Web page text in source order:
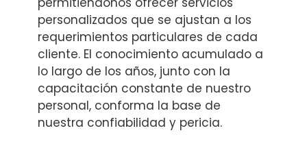
personalizados que se ajustan a los
requerimientos particulares de cada
cliente. El conocimiento acumulado a
lo largo de los años, junto con la
capacitación constante de nuestro
personal, conforma la base de
nuestra confiabilidad y pericia.